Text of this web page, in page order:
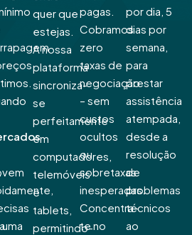
quer que
estejas.
A nossa
plataforma
sincroniza-
se
perfeitamente
em
computadores,
telemóveis
e
tablets,
permitindo-
pagas.
Cobramos
zero
taxas de
negociação
– sem
custos
ocultos
ou
sobretaxas
inesperadas.
Concentra-
te no
por dia, 5
dias por
semana,
para
prestar
assistência
atempada,
desde a
resolução
de
problemas
técnicos
ao